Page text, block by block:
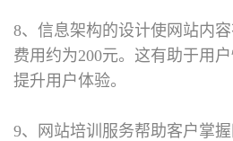
8、信息架构的设计使网站内容
费用约为200元。这有助于用
提升用户体验。
9、网站培训服务帮助客户掌